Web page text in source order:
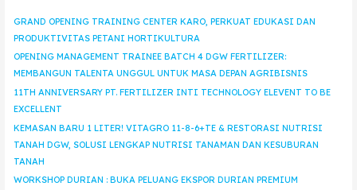
GRAND OPENING TRAINING CENTER KARO, PERKUAT EDUKASI DAN
PRODUKTIVITAS PETANI HORTIKULTURA
OPENING MANAGEMENT TRAINEE BATCH 4 DGW FERTILIZER:
MEMBANGUN TALENTA UNGGUL UNTUK MASA DEPAN AGRIBISNIS
11TH ANNIVERSARY PT. FERTILIZER INTI TECHNOLOGY ELEVENT TO BE
EXCELLENT
KEMASAN BARU 1 LITER! VITAGRO 11-8-6+TE & RESTORASI NUTRISI
TANAH DGW, SOLUSI LENGKAP NUTRISI TANAMAN DAN KESUBURAN
TANAH
WORKSHOP DURIAN : BUKA PELUANG EKSPOR DURIAN PREMIUM